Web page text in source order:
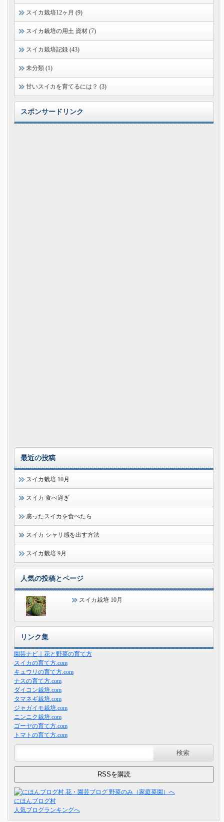
スイカ栽培12ヶ月 (9)
スイカ栽培の用土 資材 (7)
スイカ栽培記録 (43)
未分類 (1)
甘いスイカを育てるには？ (3)
スポンサードリンク
最近の投稿
スイカ栽培 10月
スイカ 食べ過ぎ
腐ったスイカを食べたら
スイカ シャリ感を出す方法
スイカ栽培 9月
人気の投稿とページ
スイカ栽培 10月
リンク集
園芸ナビ｜花と野菜の育て方
スイカの育て方.com
キュウリの育て方.com
ナスの育て方.com
ダイコン栽培.com
タマネギ栽培.com
ジャガイモ栽培.com
ニンニク栽培.com
ゴーヤの育て方.com
トマトの育て方.com
にほんブログ村
人気ブログランキングへ